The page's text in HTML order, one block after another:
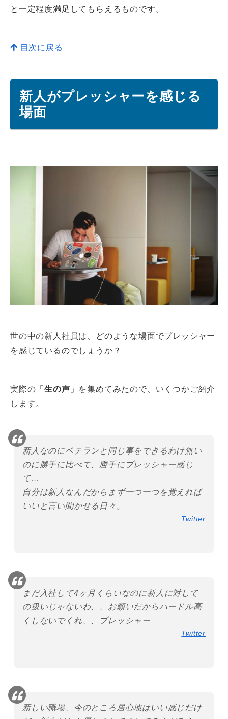
と一定程度満足してもらえるものです。
目次に戻る
新人がプレッシャーを感じる
場面
世の中の新人社員は、どのような場面でプレッシャー
を感じているのでしょうか？
実際の「生の声 」を集めてみたので、いくつかご紹介
します。
新人なのにベテランと同じ事をできるわけ無い
のに勝手に比べて、勝手にプレッシャー感じ
て…
自分は新人なんだからまず一つ一つを覚えれば
いいと言い聞かせる日々。
Twitter
まだ入社して4ヶ月くらいなのに新人に対して
の扱いじゃないわ、、お願いだからハードル高
くしないでくれ、、プレッシャー
Twitter
新しい職場、今のところ居心地はいい感じだけ